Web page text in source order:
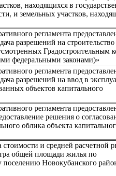
находящихся в
и земельных участков,
регламента
разрешений на строительство
Градостроительным
федеральными законами)»
регламента
разрешений на ввод в
объектов капитального
регламента
решения о
облика объекта
и средней расчетной
общей площади жилья по
Новокубанского